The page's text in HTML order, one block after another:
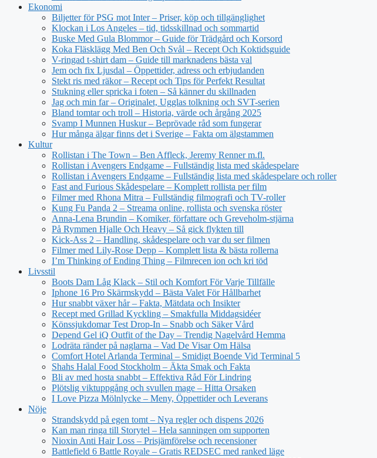
Ekonomi
Biljetter för PSG mot Inter – Priser, köp och tillgänglighet
Klockan i Los Angeles – tid, tidsskillnad och sommartid
Buske Med Gula Blommor – Guide för Trädgård och Korsord
Koka Fläsklägg Med Ben Och Svål – Recept Och Koktidsguide
V-ringad t-shirt dam – Guide till marknadens bästa val
Jem och fix Ljusdal – Öppettider, adress och erbjudanden
Stekt ris med räkor – Recept och Tips för Perfekt Resultat
Stukning eller spricka i foten – Så känner du skillnaden
Jag och min far – Originalet, Ugglas tolkning och SVT-serien
Bland tomtar och troll – Historia, värde och årgång 2025
Svamp I Munnen Huskur – Beprövade råd som fungerar
Hur många älgar finns det i Sverige – Fakta om älgstammen
Kultur
Rollistan i The Town – Ben Affleck, Jeremy Renner m.fl.
Rollistan i Avengers Endgame – Fullständig lista med skådespelare
Rollistan i Avengers Endgame – Fullständig lista med skådespelare och roller
Fast and Furious Skådespelare – Komplett rollista per film
Filmer med Rhona Mitra – Fullständig filmografi och TV-roller
Kung Fu Panda 2 – Streama online, rollista och svenska röster
Anna-Lena Brundin – Komiker, författare och Greveholm-stjärna
På Rymmen Hjalle Och Heavy – Så gick flykten till
Kick-Ass 2 – Handling, skådespelare och var du ser filmen
Filmer med Lily-Rose Depp – Komplett lista & bästa rollerna
I’m Thinking of Ending Thing – Filmrecen ion och kri töd
Livsstil
Boots Dam Låg Klack – Stil och Komfort För Varje Tillfälle
Iphone 16 Pro Skärmskydd – Bästa Valet För Hållbarhet
Hur snabbt växer hår – Fakta, Mätdata och Insikter
Recept med Grillad Kyckling – Smakfulla Middagsidéer
Könssjukdomar Test Drop-In – Snabb och Säker Vård
Depend Gel iQ Outfit of the Day – Trendig Nagelvård Hemma
Lodräta ränder på naglarna – Vad De Visar Om Hälsa
Comfort Hotel Arlanda Terminal – Smidigt Boende Vid Terminal 5
Shahs Halal Food Stockholm – Äkta Smak och Fakta
Bli av med hosta snabbt – Effektiva Råd För Lindring
Plötslig viktuppgång och svullen mage – Hitta Orsaken
I Love Pizza Mölnlycke – Meny, Öppettider och Leverans
Nöje
Strandskydd på egen tomt – Nya regler och dispens 2026
Kan man ringa till Storytel – Hela sanningen om supporten
Nioxin Anti Hair Loss – Prisjämförelse och recensioner
Battlefield 6 Battle Royale – Gratis REDSEC med ranked läge